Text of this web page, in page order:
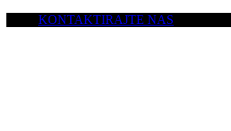
KONTAKTIRAJTE NAS